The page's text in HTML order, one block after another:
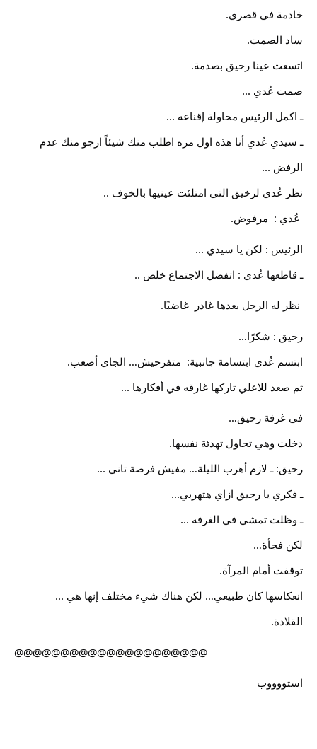
خادمة في قصري.
ساد الصمت.
اتسعت عينا رحيق بصدمة.
صمت عُدي ...
ـ اكمل الرئيس محاولة إقناعه ...
الرفض ...
نظر عُدي لرخيق التي امتلئت عينيها بالخوف ..
الرئيس : لكن يا سيدي ...
ـ قاطعها عُدي : اتفضل الاجتماع خلص ..
رحيق : شكرًا…
ابتسم عُدي ابتسامة جانبية:  متفرحيش… الجاي أصعب.
ثم صعد للاعلي تاركها غارقه في أفكارها ...
في غرفة رحيق…
دخلت وهي تحاول تهدئة نفسها.
رحيق: ـ لازم أهرب الليلة… مفيش فرصة تاني ...
ـ فكري يا رحيق ازاي هتهربي...
ـ وظلت تمشي في الغرفه ...
لكن فجأة…
توقفت أمام المرآة.
انعكاسها كان طبيعي… لكن هناك شيء مختلف إنها هي ...
القلادة.
@@@@@@@@@@@@@@@@@@@@@
استووووب